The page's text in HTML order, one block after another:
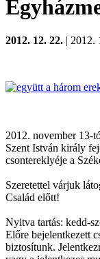
2012. 12. 22. | 2012.
2012. november 13-
Szent István király
csontereklyéje a
Szeretettel várjuk
Család előtt!
Nyitva tartás: kedd-
Előre bejelentkezett
biztosítunk.